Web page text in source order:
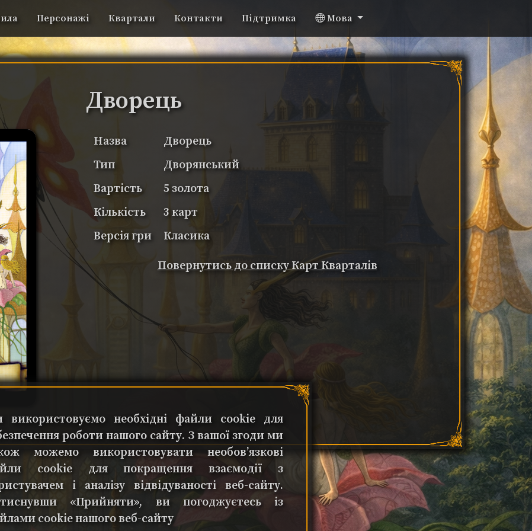
Персонажі Квартали Контакти Підтримка Мова
Дворець
Назва
Дворець
Тип
Дворянський
Вартість
5 золота
Кількість
3 карт
Версія гри
Класика
Повернутись до списку Карт Кварталів
використовуємо необхідні файли cookie для
роботи нашого сайту. З вашої згоди ми
можемо використовувати необов’язкові
cookie для покращення взаємодії з
і аналізу відвідуваності веб-сайту.
«Прийняти», ви погоджуєтесь із
cookie нашого веб-сайту